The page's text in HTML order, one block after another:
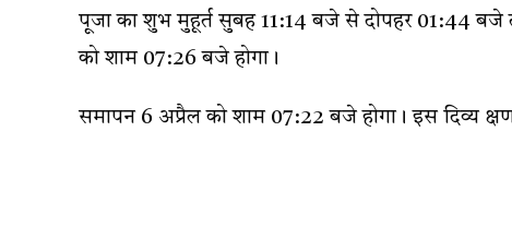
पूजा का शुभ मुहूर्त सुबह 11:14 बजे से दोपहर 01:44
को शाम 07:26 बजे होगा।
समापन 6 अप्रैल को शाम 07:22 बजे होगा। इस दिव्य